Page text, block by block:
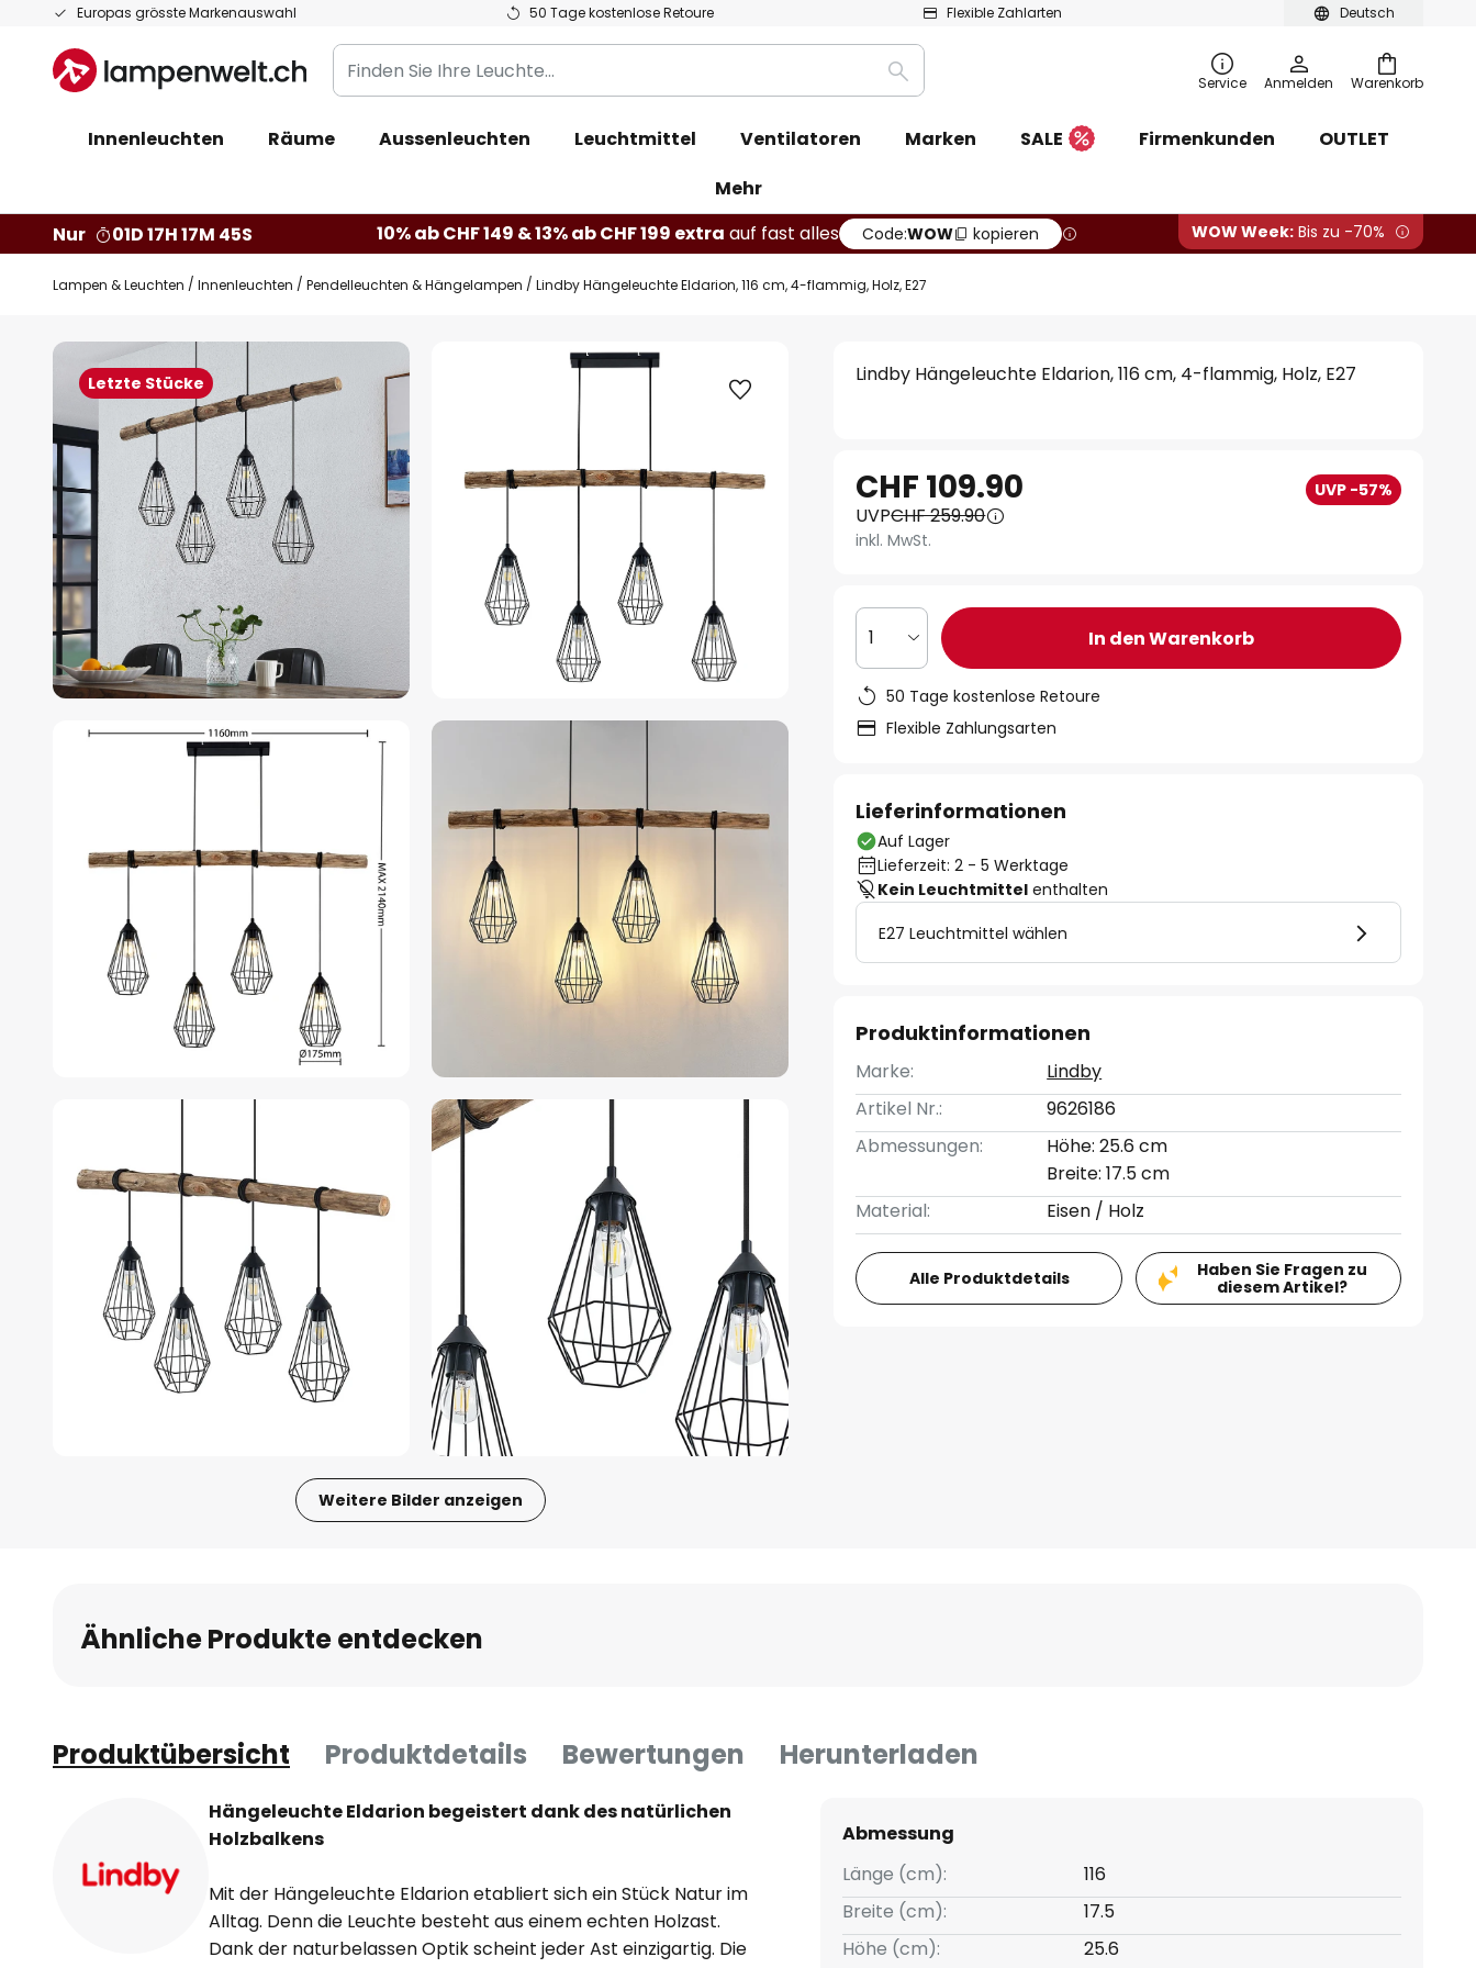
Deutsch
Europas grösste Markenauswahl 50 Tage kostenlose Retoure Flexible Zahlarten
Zum
springen
Warenkorb
Finden
Sie
Leuchte...
Suche Service Anmelden
Innenleuchten Räume Aussenleuchten Leuchtmittel Ventilatoren Marken SALE Firmenkunden
OUTLET
Mehr
Nur
01D 17H 17M 44S 10% ab CHF 149 & 13% ab CHF 199 extra auf fast alles Code:WOW kopieren WOW Week: Bis zu -70%
Lampen & Leuchten Innenleuchten Pendelleuchten & Hängelampen Lindby Hängeleuchte Eldarion, 116 cm, 4-flammig, Holz, E27
Letzte Stücke
Zum
Ende
Bildgalerie
springen
Weitere Bilder anzeigen
Bildgalerie
springen
Lindby Hängeleuchte Eldarion, 116 cm, 4-flammig, Holz, E27
CHF 109.90 UVP -57%
UVPCHF 259.90
inkl. MwSt.
1 In den Warenkorb
50 Tage kostenlose Retoure
Flexible Zahlungsarten
Lieferinformationen
Auf Lager
Lieferzeit: 2 - 5 Werktage
Kein Leuchtmittel enthalten
E27 Leuchtmittel wählen
Produktinformationen
Marke:
Lindby
Artikel Nr.:
9626186
Abmessungen:
Höhe: 25.6 cm
Breite: 17.5 cm
Material:
Eisen / Holz
Alle Produktdetails
Haben Sie Fragen zu
diesem Artikel?
Ähnliche Produkte entdecken
Produktübersicht Produktdetails Bewertungen Herunterladen
Hängeleuchte Eldarion begeistert dank des natürlichen
Holzbalkens
Mit der Hängeleuchte Eldarion etabliert sich ein Stück Natur im
Alltag. Denn die Leuchte besteht aus einem echten Holzast.
Dank der naturbelassen Optik scheint jeder Ast einzigartig. Die
Abmessung
Länge (cm):
116
Breite (cm):
17.5
Höhe (cm):
25.6